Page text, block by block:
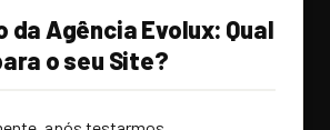
da Agência Evolux: Qual
o seu Site?